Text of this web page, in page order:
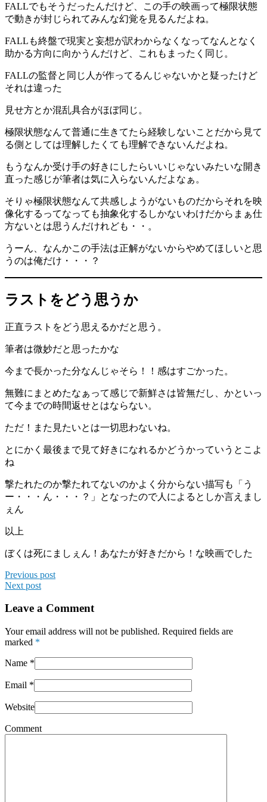
FALLでもそうだったんだけど、この手の映画って極限状態
で動きが封じられてみんな幻覚を見るんだよね。
FALLも終盤で現実と妄想が訳わからなくなってなんとなく
助かる方向に向かうんだけど、これもまったく同じ。
FALLの監督と同じ人が作ってるんじゃないかと疑ったけど
それは違った
見せ方とか混乱具合がほぼ同じ。
極限状態なんて普通に生きてたら経験しないことだから見て
る側としては理解したくても理解できないんだよね。
もうなんか受け手の好きにしたらいいじゃないみたいな開き
直った感じが筆者は気に入らないんだよなぁ。
そりゃ極限状態なんて共感しようがないものだからそれを映
像化するってなっても抽象化するしかないわけだからまぁ仕
方ないとは思うんだけれども・・。
うーん、なんかこの手法は正解がないからやめてほしいと思
うのは俺だけ・・・？
ラストをどう思うか
正直ラストをどう思えるかだと思う。
筆者は微妙だと思ったかな
今まで長かった分なんじゃそら！！感はすごかった。
無難にまとめたなぁって感じで新鮮さは皆無だし、かといっ
て今までの時間返せとはならない。
ただ！また見たいとは一切思わないね。
とにかく最後まで見て好きになれるかどうかっていうとこよ
ね
撃たれたのか撃たれてないのかよく分からない描写も「う
ー・・・ん・・・？」となったので人によるとしか言えまし
ぇん
以上
ぼくは死にましぇん！あなたが好きだから！な映画でした
Previous post
Next post
Leave a Comment
Your email address will not be published. Required fields are
marked *
Name *
Email *
Website
Comment